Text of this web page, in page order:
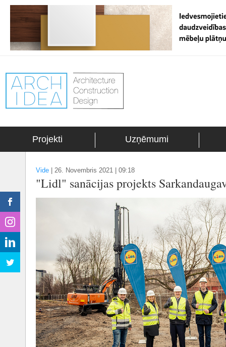
Projekti Uzņēmumi
Vide 26. Novembris 2021 | 09:18
"Lidl" sanācijas projekts